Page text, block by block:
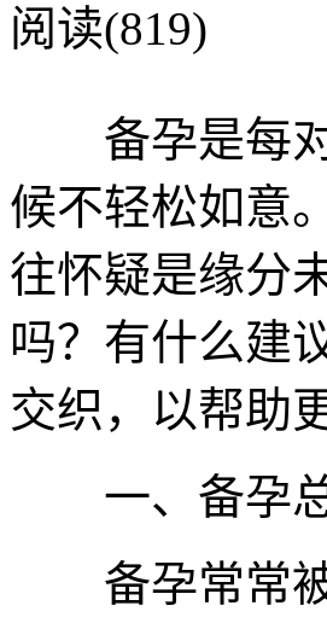
阅读(819)
备孕是每对
候不轻松如意
往怀疑是缘分
吗？有什么建
交织，以帮助
一、备孕总
备孕常常被